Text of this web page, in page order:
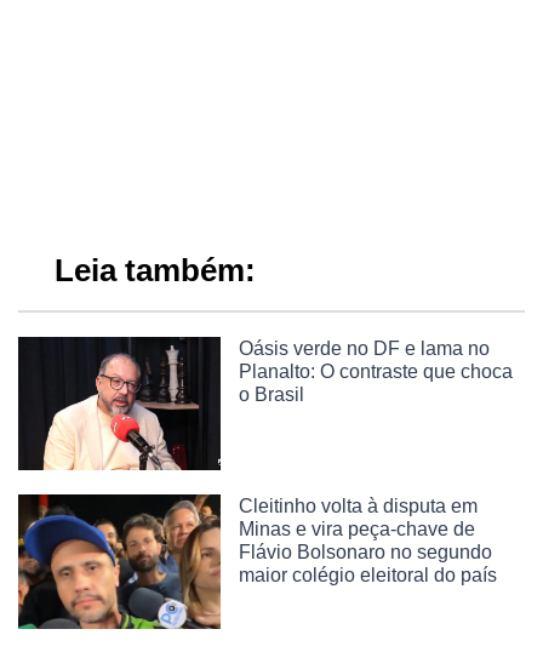
Leia também:
Oásis verde no DF e lama no
Planalto: O contraste que choca
o Brasil
Cleitinho volta à disputa em
Minas e vira peça-chave de
Flávio Bolsonaro no segundo
maior colégio eleitoral do país